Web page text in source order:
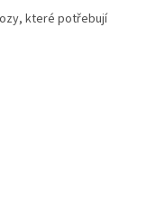
které potřebují